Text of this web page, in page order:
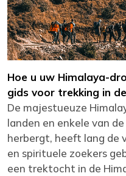
Hoe u uw Himalaya-
gids voor trekking in
De majestueuze
landen en enkele van
herbergt, heeft lang de
en spirituele zoekers
een trektocht in de